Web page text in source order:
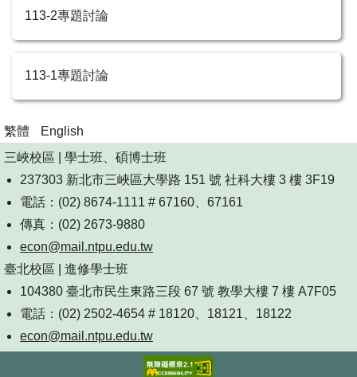
113-2專題討論
113-1專題討論
繁體
English
三峽校區 | 學士班、碩博士班
237303 新北市三峽區大學路 151 號 社科大樓 3 樓 3F19
電話：(02) 8674-1111 # 67160、67161
傳真：(02) 2673-9880
econ@mail.ntpu.edu.tw
臺北校區 | 進修學士班
104380 臺北市民生東路三段 67 號 教學大樓 7 樓 A7F05
電話：(02) 2502-4654 # 18120、18121、18122
econ@mail.ntpu.edu.tw